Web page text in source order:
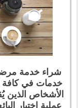
شراء خدمة
خدمات في كافة
الأشخاص الذين
عملية إختيار